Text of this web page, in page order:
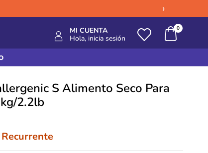
›
MI CUENTA
Hola, inicia sesión
0
S Alimento Seco Para
2.2lb